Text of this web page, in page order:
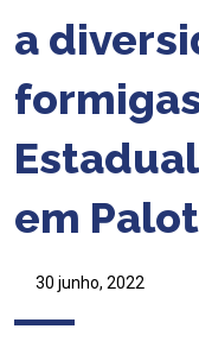
a
em
30 junho, 2022